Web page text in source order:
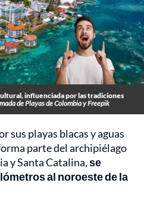
influenciada por las tradiciones
de Playas de Colombia y Freepik
sus playas blacas y aguas
parte del archipiélago
y Santa Catalina,se
al noroeste de la